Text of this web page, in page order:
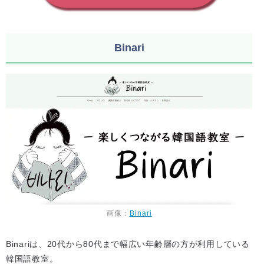
Binari
画像： Binari
Binariは、20代から80代まで幅広い年齢層の方が利用している
韓国語教室。